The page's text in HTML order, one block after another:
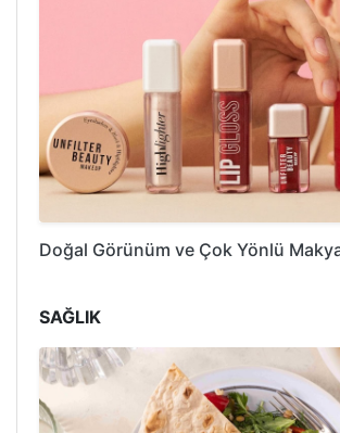
Doğal Görünüm ve Çok Yönlü
SAĞLIK